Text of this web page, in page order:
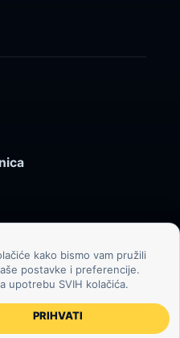
prava pridržana.
ideje za znatiželjne
kako bismo vam pružili
postavke i preferencije.
upotrebu SVIH kolačića.
PRIHVATI